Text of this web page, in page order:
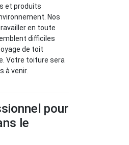
et produits
Nos
en toute
difficiles
de toit
Votre toiture sera
à venir.
pour
le